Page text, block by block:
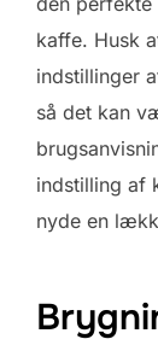
kaffe. Husk
indstillinger
så det kan
indstilling af
nyde en